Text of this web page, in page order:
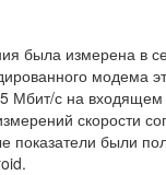
была измерена в
модема
Мбит/с на
скорости
показатели были